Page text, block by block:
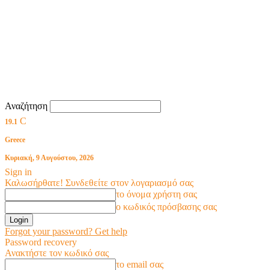
Αναζήτηση
19.1 C
Greece
Κυριακή, 9 Αυγούστου, 2026
Sign in
Καλωσήρθατε! Συνδεθείτε στον λογαριασμό σας
το όνομα χρήστη σας
ο κωδικός πρόσβασης σας
Forgot your password? Get help
Password recovery
Ανακτήστε τον κωδικό σας
το email σας